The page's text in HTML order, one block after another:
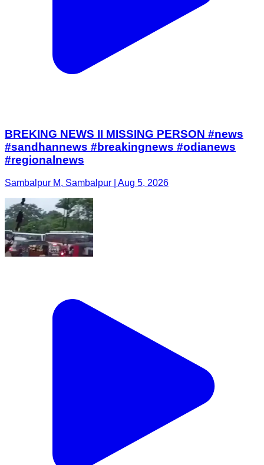
BREKING NEWS II MISSING PERSON #news
#sandhannews #breakingnews #odianews
#regionalnews
Sambalpur M, Sambalpur | Aug 5, 2026